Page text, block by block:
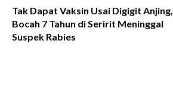
Tak Dapat Vaksin Usai Digigit Anjing,
Bocah 7 Tahun di Seririt Meninggal
Suspek Rabies